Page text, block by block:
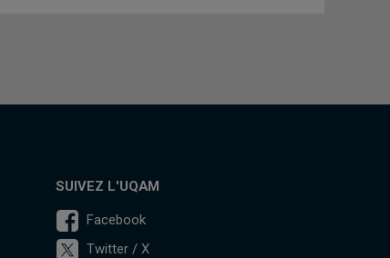
SUIVEZ L'UQAM
Facebook
Twitter / X